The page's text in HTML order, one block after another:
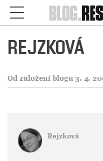
REJZKOVÁ
Od založení blogu 3. 4.
Rejzková